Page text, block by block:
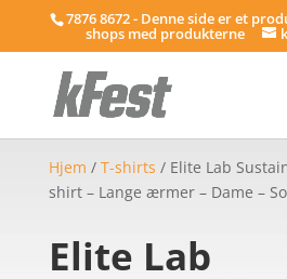
7876 8672 - Denne side er et
shops med produkterne
Hjem / T-shirts / Elite Lab
shirt – Lange ærmer – Dame –
Elite Lab